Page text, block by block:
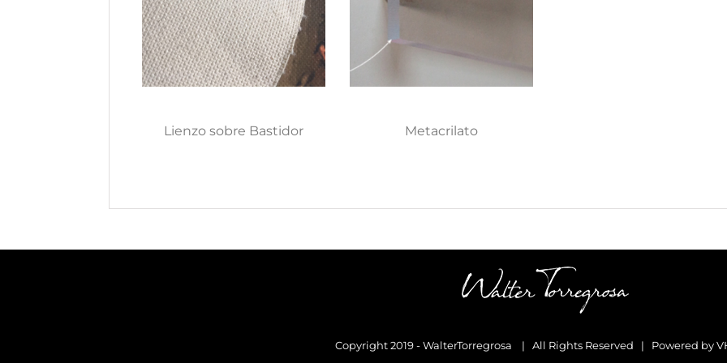
Lienzo sobre Bastidor Metacrilato
Copyright 2019 - WalterTorregrosa | All Rights Reserved | Powered by